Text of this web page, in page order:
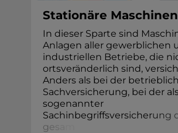
Stationäre Maschinen
In dieser Sparte sind
Anlagen aller gewerblichen
industriellen Betriebe, die
ortsveränderlich sind,
Anders als bei der
Sachversicherung, bei der
sogenannter
Sachinbegriffsversicherung
ges